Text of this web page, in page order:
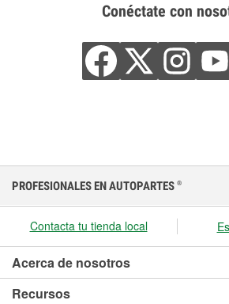
Conéctate con
PROFESIONALES EN AUTOPARTES ®
Contacta tu tienda local
Acerca de nosotros
Recursos